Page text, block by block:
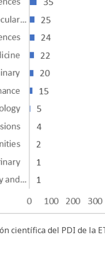
científica del PDI de la